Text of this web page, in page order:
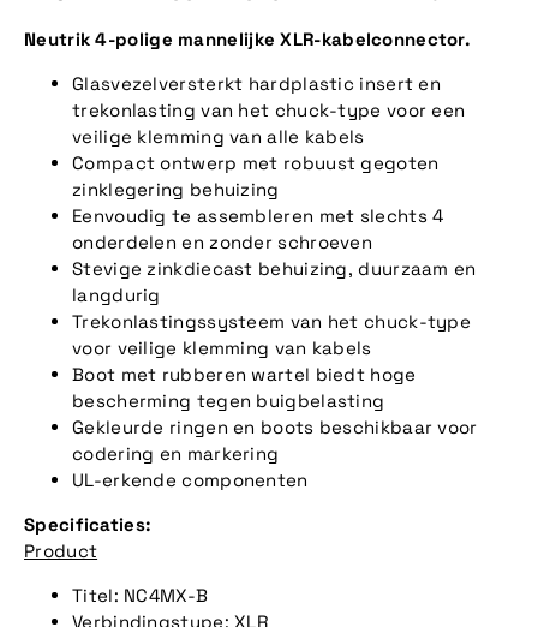
Neutrik 4-polige mannelijke XLR-kabelconnector.
Glasvezelversterkt hardplastic insert en
trekonlasting van het chuck-type voor een
veilige klemming van alle kabels
Compact ontwerp met robuust gegoten
zinklegering behuizing
Eenvoudig te assembleren met slechts 4
onderdelen en zonder schroeven
Stevige zinkdiecast behuizing, duurzaam en
langdurig
Trekonlastingssysteem van het chuck-type
voor veilige klemming van kabels
Boot met rubberen wartel biedt hoge
bescherming tegen buigbelasting
Gekleurde ringen en boots beschikbaar voor
codering en markering
UL-erkende componenten
Specificaties:
Product
Titel: NC4MX-B
Verbindingstype: XLR